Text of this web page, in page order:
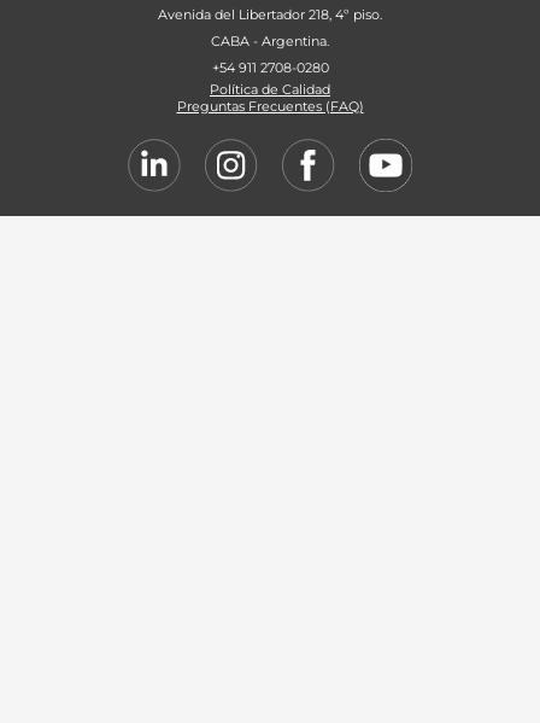
Avenida del Libertador 218, 4º piso.
CABA - Argentina.
+54 911 2708-0280
Política de Calidad
Preguntas Frecuentes (FAQ)